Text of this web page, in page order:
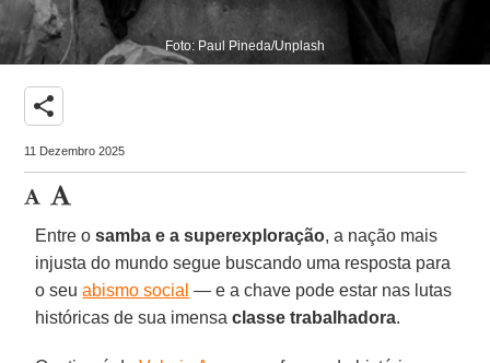
Foto: Paul Pineda/Unplash
share
11 Dezembro 2025
Entre osamba e a superexploração, a nação mais
injusta do mundo segue buscando uma resposta para
o seuabismo social — e a chave pode estar nas lutas
históricas de sua imensaclasse trabalhadora.